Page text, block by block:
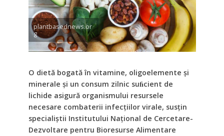
plantbasednews.or
g
O dietă bogată în vitamine, oligoelemente şi
minerale şi un consum zilnic suﬁcient de
lichide asigură organismului resursele
necesare combaterii infecţiilor virale, susţin
specialiştii Institutului Naţional de Cercetare-
Dezvoltare pentru Bioresurse Alimentare